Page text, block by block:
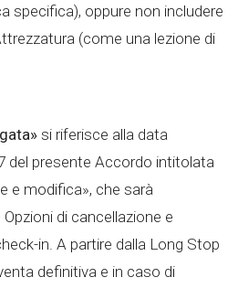
specifica), oppure non includere
(come una lezione di
si riferisce alla data
del presente Accordo intitolata
e modifica», che sarà
di cancellazione e
in. A partire dalla Long Stop
definitiva e in caso di